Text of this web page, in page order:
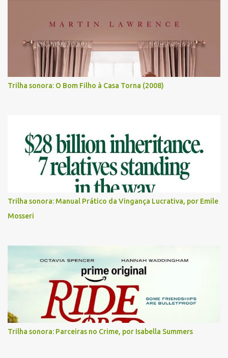
Trilha sonora: O Bom Filho à Casa Torna (2008)
Trilha sonora: Manual Prático da Vingança Lucrativa, por Emile
Mosseri
Trilha sonora: Parceiras no Crime, por Isabella Summers